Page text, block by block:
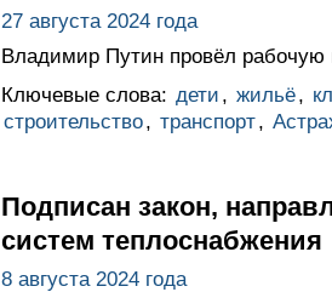
27 августа 2024 года
Владимир Путин провёл рабочую
Ключевые слова: дети , жильё,
строительство, транспорт,
Подписан закон,
систем теплоснабжения
8 августа 2024 года